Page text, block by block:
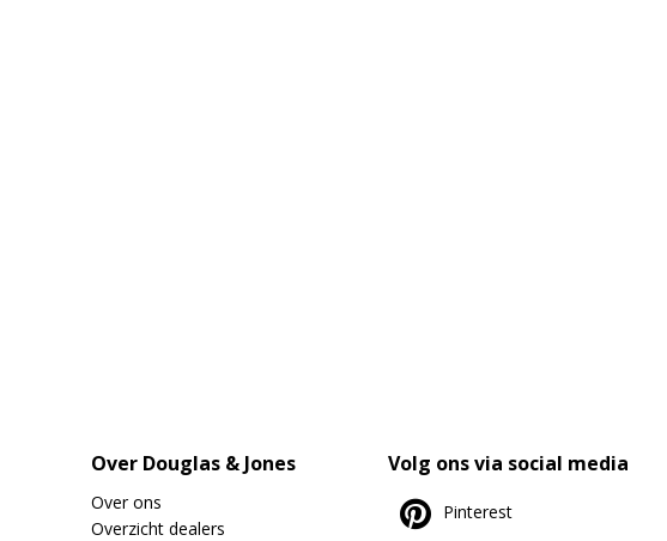
Over Douglas & Jones
Over ons
Overzicht dealers
Volg ons via social media
Pinterest